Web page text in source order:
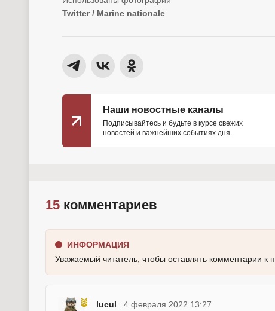
Twitter / Marine nationale
Наши новостные каналы
Подписывайтесь и будьте в курсе свежих
новостей и важнейших событиях дня.
15 комментариев
ИНФОРМАЦИЯ
Уважаемый читатель, чтобы оставлять комментарии к
lucul 4 февраля 2022 13:27